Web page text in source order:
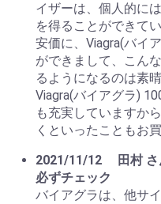
イザーは、個人的に
を得ることができてい
安価に、Viagra(バイ
ができまして、こん
るようになるのは素
Viagra(バイアグラ)
も充実していますか
くといったこともお
2021/11/12
田村
必ずチェック
バイアグラは、他サ